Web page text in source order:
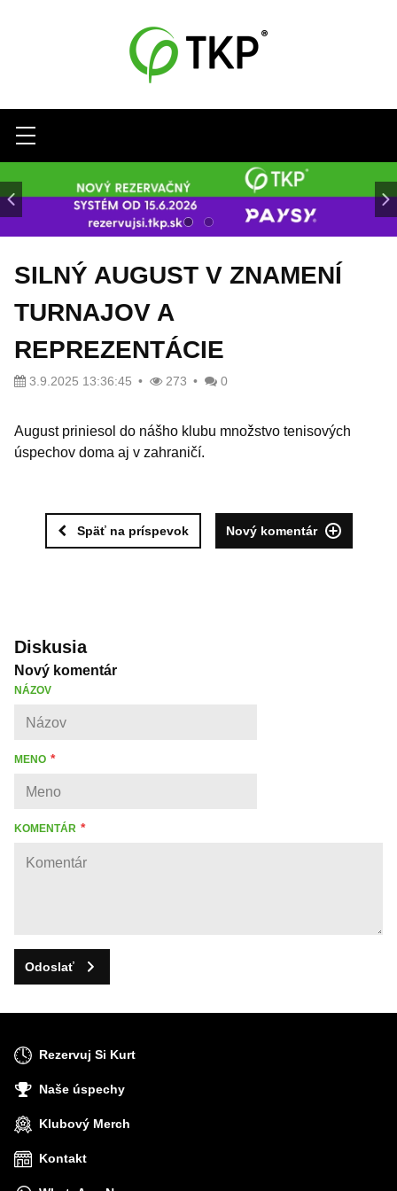
Menu
SILNÝ AUGUST V ZNAMENÍ
TURNAJOV A
REPREZENTÁCIE
3.9.2025 13:36:45 273 0
August priniesol do nášho klubu množstvo tenisových
úspechov doma aj v zahraničí.
Späť na príspevok Nový komentár
Diskusia
Nový komentár
NÁZOV
MENO
KOMENTÁR
Odoslať
Rezervuj Si Kurt
Naše úspechy
Klubový Merch
Kontakt